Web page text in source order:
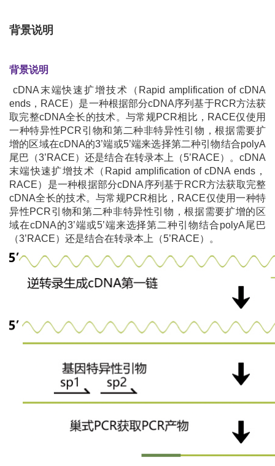
背景说明
背景说明
cDNA末端快速扩增技术（Rapid amplification of cDNA
ends，RACE）是一种根据部分cDNA序列基于RCR方法获
取完整cDNA全长的技术。与常规PCR相比，RACE仅使用
一种特异性PCR引物和第二种非特异性引物，根据需要扩
增的区域在cDNA的3’端或5’端来选择第二种引物结合polyA
尾巴（3’RACE）还是结合在转录本上（5’RACE）。cDNA
末端快速扩增技术（Rapid amplification of cDNA ends，
RACE）是一种根据部分cDNA序列基于RCR方法获取完整
cDNA全长的技术。与常规PCR相比，RACE仅使用一种特
异性PCR引物和第二种非特异性引物，根据需要扩增的区
域在cDNA的3’端或5’端来选择第二种引物结合polyA尾巴
（3’RACE）还是结合在转录本上（5’RACE）。